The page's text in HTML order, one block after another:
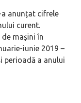
anunțat cifrele
curent.
mașini în
iunie 2019 –
perioadă a anului